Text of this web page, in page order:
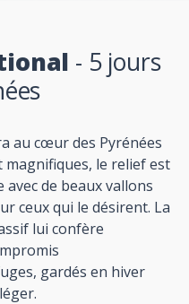
- 5 jours
au cœur des Pyrénées
magnifiques, le relief est
de beaux vallons
ceux qui le désirent. La
lui confère
gardés en hiver